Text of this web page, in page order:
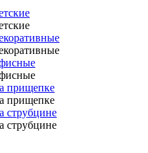
прищепке
прищепке
струбцине
струбцине